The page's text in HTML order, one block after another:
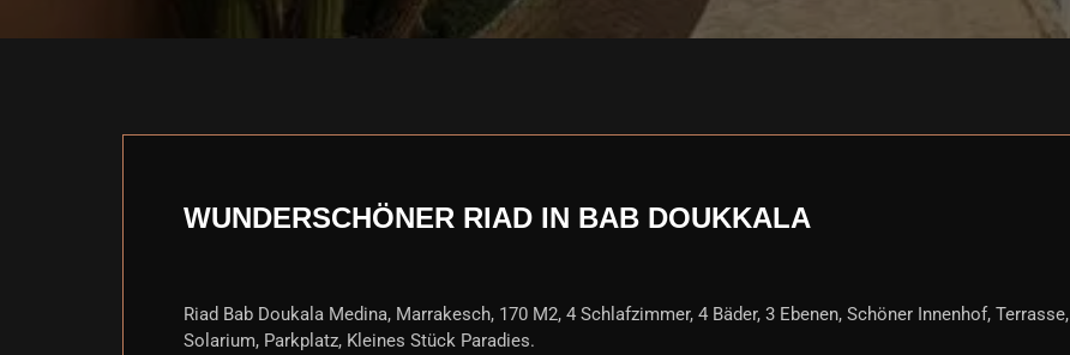
WUNDERSCHÖNER RIAD IN BAB DOUKKALA
Riad Bab Doukala Medina, Marrakesch, 170 M2, 4 Schlafzimmer, 4 Bäder, 3 Ebenen, Schöner Innenhof, Terrasse,
Solarium, Parkplatz, Kleines Stück Paradies.